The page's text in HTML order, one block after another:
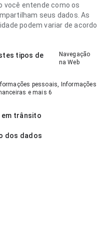
você entende como os
seus dados. As
podem variar de acordo
tipos de
Navegação
na Web
pessoais, Informações
e mais 6
trânsito
dos dados